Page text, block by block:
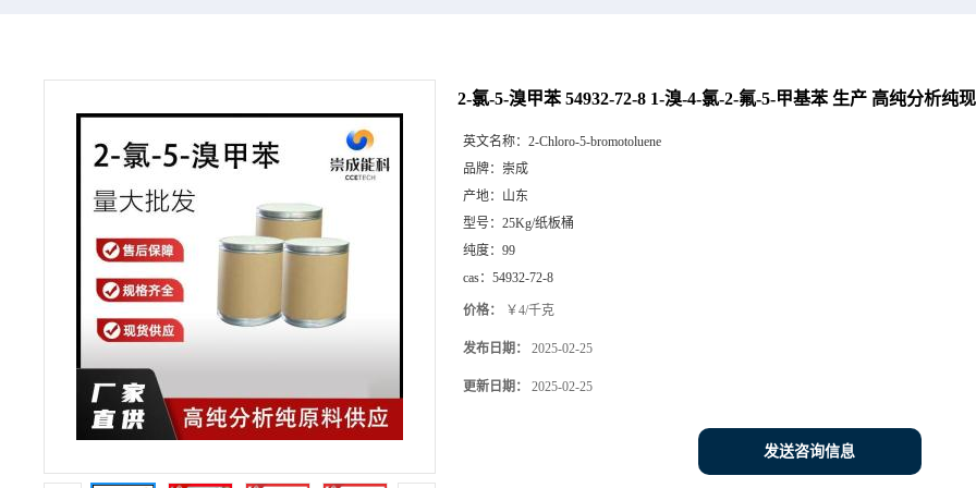
2-氯-5-溴甲苯 54932-72-8 1-溴-4-氯-2-氟-5-甲基苯 生产 高纯分析纯
英文名称： 2-Chloro-5-bromotoluene
品牌： 崇成
产地： 山东
型号： 25Kg/纸板桶
纯度： 99
cas： 54932-72-8
价格： ￥4/千克
发布日期： 2025-02-25
更新日期： 2025-02-25
发送咨询信息